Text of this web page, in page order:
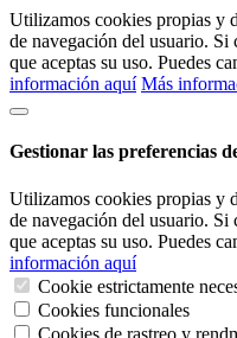
Utilizamos cookies propias y
de navegación del usuario. Si
que aceptas su uso. Puedes
información aquí Más
Gestionar las preferencias
Utilizamos cookies propias y
de navegación del usuario. Si
que aceptas su uso. Puedes
información aquí
Cookie estrictamente
Cookies funcionales
Cookies de rastreo y